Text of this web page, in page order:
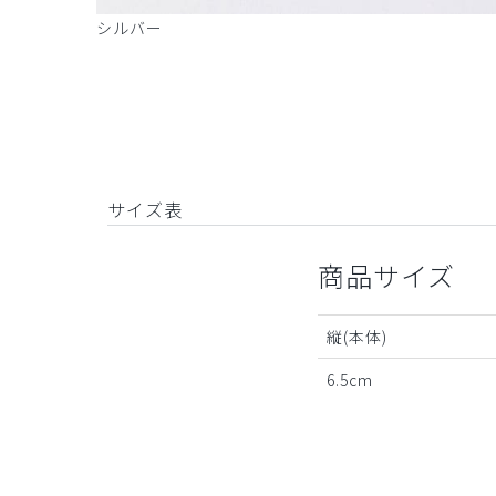
シルバー
サイズ表
商品サイズ
縦(本体)
6.5cm